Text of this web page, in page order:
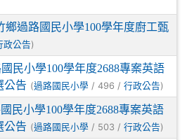
鄉過路國民小學100學年度廚工甄
政公告)
民小學100學年度2688專案英語
公告 (過路國民小學 / 496 / 行政公告)
民小學100學年度2688專案英語
公告 (過路國民小學 / 503 / 行政公告)